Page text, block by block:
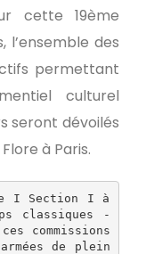
cette 19ème
l’ensemble des
permettant
culturel
seront dévoilés
à Paris.
I Section I à
classiques -
commissions
de plein